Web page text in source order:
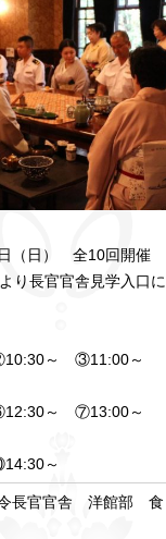
（日） 全10回開催
り長官官舎見学入口に
～ ③11:00～
～ ⑦13:00～
～
令長官官舎 洋館部 食